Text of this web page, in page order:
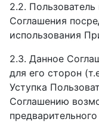
2.2.
Соглашения
использования
2.3. Данное
для его сторон
Уступка
Соглашению